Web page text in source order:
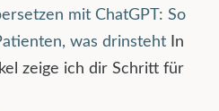
mit ChatGPT: So
was drinsteht
In
zeige ich dir Schritt für